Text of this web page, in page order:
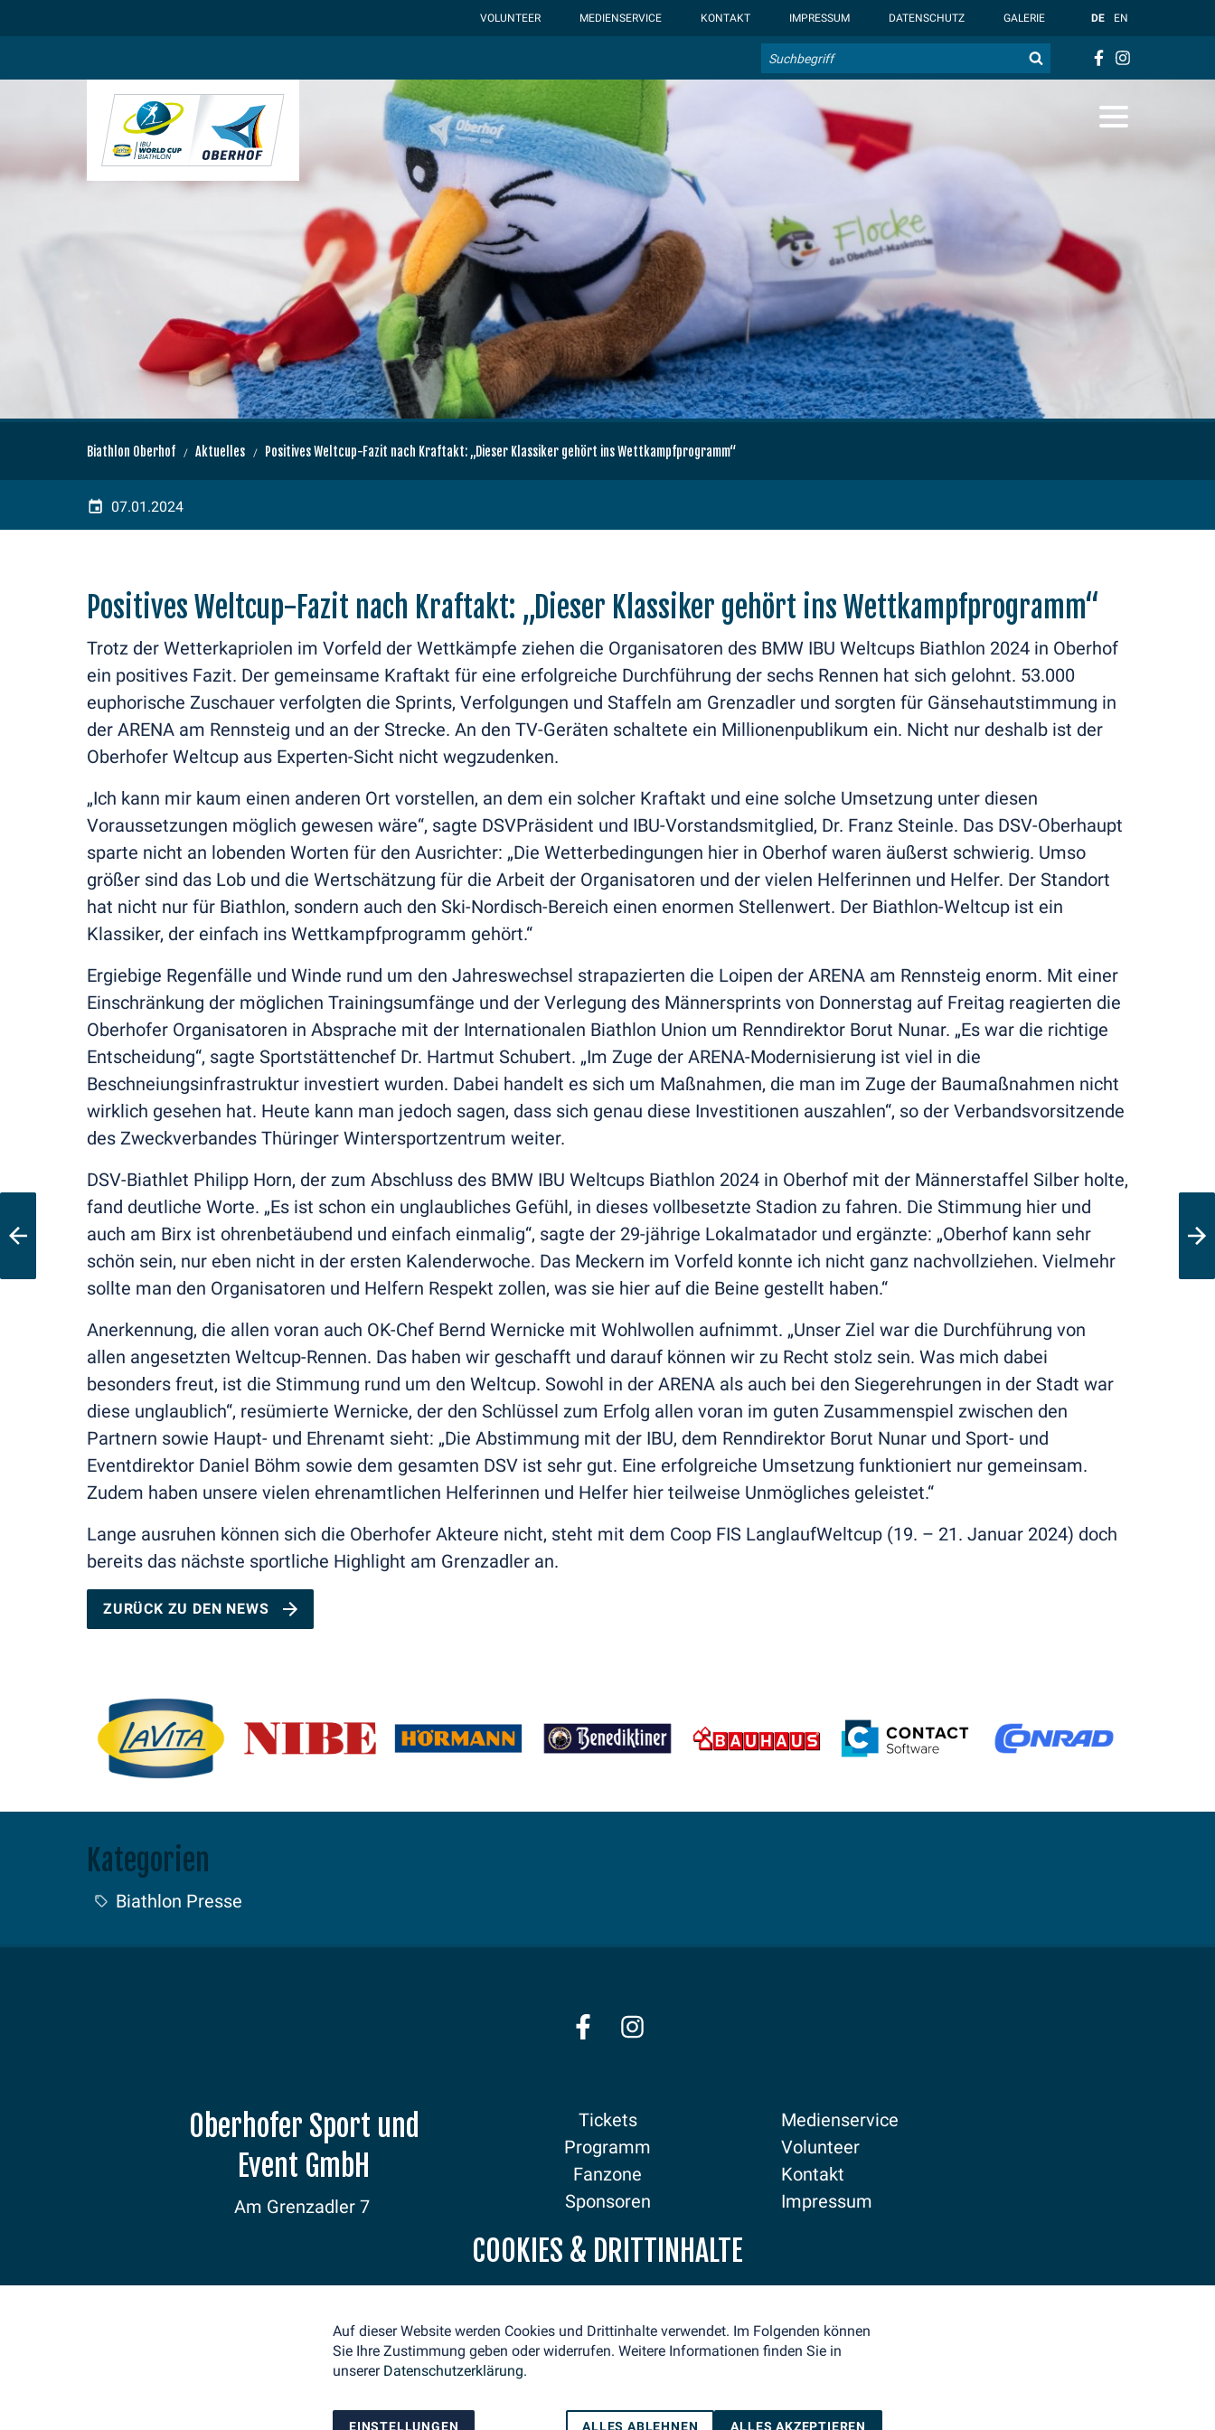
VOLUNTEER MEDIENSERVICE KONTAKT IMPRESSUM DATENSCHUTZ GALERIE
Suche
DE EN
Biathlon Oberhof Aktuelles Positives Weltcup-Fazit nach Kraftakt: „Dieser Klassiker gehört ins Wettkampfprogramm“
07.01.2024
Positives Weltcup-Fazit nach Kraftakt: „Dieser Klassiker gehört ins Wettkampfprogramm“
Trotz der Wetterkapriolen im Vorfeld der Wettkämpfe ziehen die Organisatoren des BMW IBU Weltcups Biathlon 2024 in Oberhof
ein positives Fazit. Der gemeinsame Kraftakt für eine erfolgreiche Durchführung der sechs Rennen hat sich gelohnt. 53.000
euphorische Zuschauer verfolgten die Sprints, Verfolgungen und Staffeln am Grenzadler und sorgten für Gänsehautstimmung in
der ARENA am Rennsteig und an der Strecke. An den TV-Geräten schaltete ein Millionenpublikum ein. Nicht nur deshalb ist der
Oberhofer Weltcup aus Experten-Sicht nicht wegzudenken.
„Ich kann mir kaum einen anderen Ort vorstellen, an dem ein solcher Kraftakt und eine solche Umsetzung unter diesen
Voraussetzungen möglich gewesen wäre“, sagte DSVPräsident und IBU-Vorstandsmitglied, Dr. Franz Steinle. Das DSV-Oberhaupt
sparte nicht an lobenden Worten für den Ausrichter: „Die Wetterbedingungen hier in Oberhof waren äußerst schwierig. Umso
größer sind das Lob und die Wertschätzung für die Arbeit der Organisatoren und der vielen Helferinnen und Helfer. Der Standort
hat nicht nur für Biathlon, sondern auch den Ski-Nordisch-Bereich einen enormen Stellenwert. Der Biathlon-Weltcup ist ein
Klassiker, der einfach ins Wettkampfprogramm gehört.“
Ergiebige Regenfälle und Winde rund um den Jahreswechsel strapazierten die Loipen der ARENA am Rennsteig enorm. Mit einer
Einschränkung der möglichen Trainingsumfänge und der Verlegung des Männersprints von Donnerstag auf Freitag reagierten die
Oberhofer Organisatoren in Absprache mit der Internationalen Biathlon Union um Renndirektor Borut Nunar. „Es war die richtige
Entscheidung“, sagte Sportstättenchef Dr. Hartmut Schubert. „Im Zuge der ARENA-Modernisierung ist viel in die
Beschneiungsinfrastruktur investiert wurden. Dabei handelt es sich um Maßnahmen, die man im Zuge der Baumaßnahmen nicht
wirklich gesehen hat. Heute kann man jedoch sagen, dass sich genau diese Investitionen auszahlen“, so der Verbandsvorsitzende
des Zweckverbandes Thüringer Wintersportzentrum weiter.
DSV-Biathlet Philipp Horn, der zum Abschluss des BMW IBU Weltcups Biathlon 2024 in Oberhof mit der Männerstaffel Silber holte,
fand deutliche Worte. „Es ist schon ein unglaubliches Gefühl, in dieses vollbesetzte Stadion zu fahren. Die Stimmung hier und
auch am Birx ist ohrenbetäubend und einfach einmalig“, sagte der 29-jährige Lokalmatador und ergänzte: „Oberhof kann sehr
schön sein, nur eben nicht in der ersten Kalenderwoche. Das Meckern im Vorfeld konnte ich nicht ganz nachvollziehen. Vielmehr
sollte man den Organisatoren und Helfern Respekt zollen, was sie hier auf die Beine gestellt haben.“
Anerkennung, die allen voran auch OK-Chef Bernd Wernicke mit Wohlwollen aufnimmt. „Unser Ziel war die Durchführung von
allen angesetzten Weltcup-Rennen. Das haben wir geschafft und darauf können wir zu Recht stolz sein. Was mich dabei
besonders freut, ist die Stimmung rund um den Weltcup. Sowohl in der ARENA als auch bei den Siegerehrungen in der Stadt war
diese unglaublich“, resümierte Wernicke, der den Schlüssel zum Erfolg allen voran im guten Zusammenspiel zwischen den
Partnern sowie Haupt- und Ehrenamt sieht: „Die Abstimmung mit der IBU, dem Renndirektor Borut Nunar und Sport- und
Eventdirektor Daniel Böhm sowie dem gesamten DSV ist sehr gut. Eine erfolgreiche Umsetzung funktioniert nur gemeinsam.
Zudem haben unsere vielen ehrenamtlichen Helferinnen und Helfer hier teilweise Unmögliches geleistet.“
Lange ausruhen können sich die Oberhofer Akteure nicht, steht mit dem Coop FIS LanglaufWeltcup (19. – 21. Januar 2024) doch
bereits das nächste sportliche Highlight am Grenzadler an.
ZURÜCK ZU DEN NEWS
Kategorien
Biathlon Presse
Oberhofer Sport und
Event GmbH
Am Grenzadler 7
oberhof.de
Tickets
Programm
Fanzone
Sponsoren
Medienservice
Volunteer
Kontakt
Impressum
COOKIES & DRITTINHALTE
Auf dieser Website werden Cookies und Drittinhalte verwendet. Im Folgenden können
Sie Ihre Zustimmung geben oder widerrufen. Weitere Informationen finden Sie in
unserer Datenschutzerklärung.
EINSTELLUNGEN ALLES ABLEHNEN ALLES AKZEPTIEREN